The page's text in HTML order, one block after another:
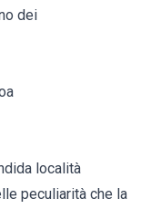
dei
località
peculiarità che la